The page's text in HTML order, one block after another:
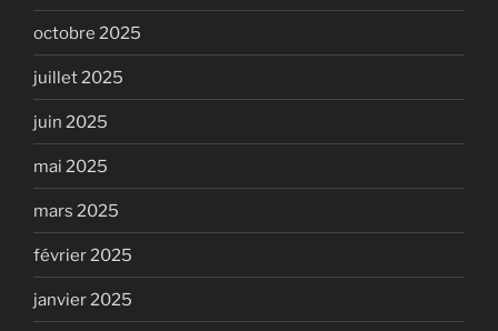
octobre 2025
juillet 2025
juin 2025
mai 2025
mars 2025
février 2025
janvier 2025